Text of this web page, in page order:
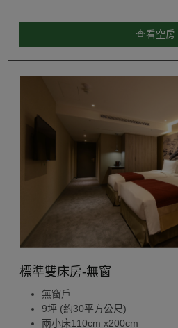
查看空房
標準雙床房-無窗
無窗戶
9坪 (約30平方公尺)
兩小床110cm x200cm